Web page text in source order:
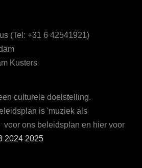
(Tel: +31 6 42541921)
Kusters
culturele doelstelling.
is 'muziek als
voor ons beleidsplan en hier voor
2024 2025